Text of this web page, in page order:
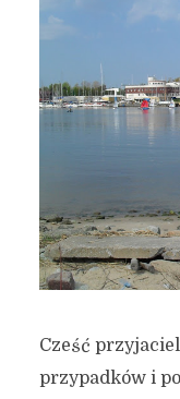
Cześć
przypadków i